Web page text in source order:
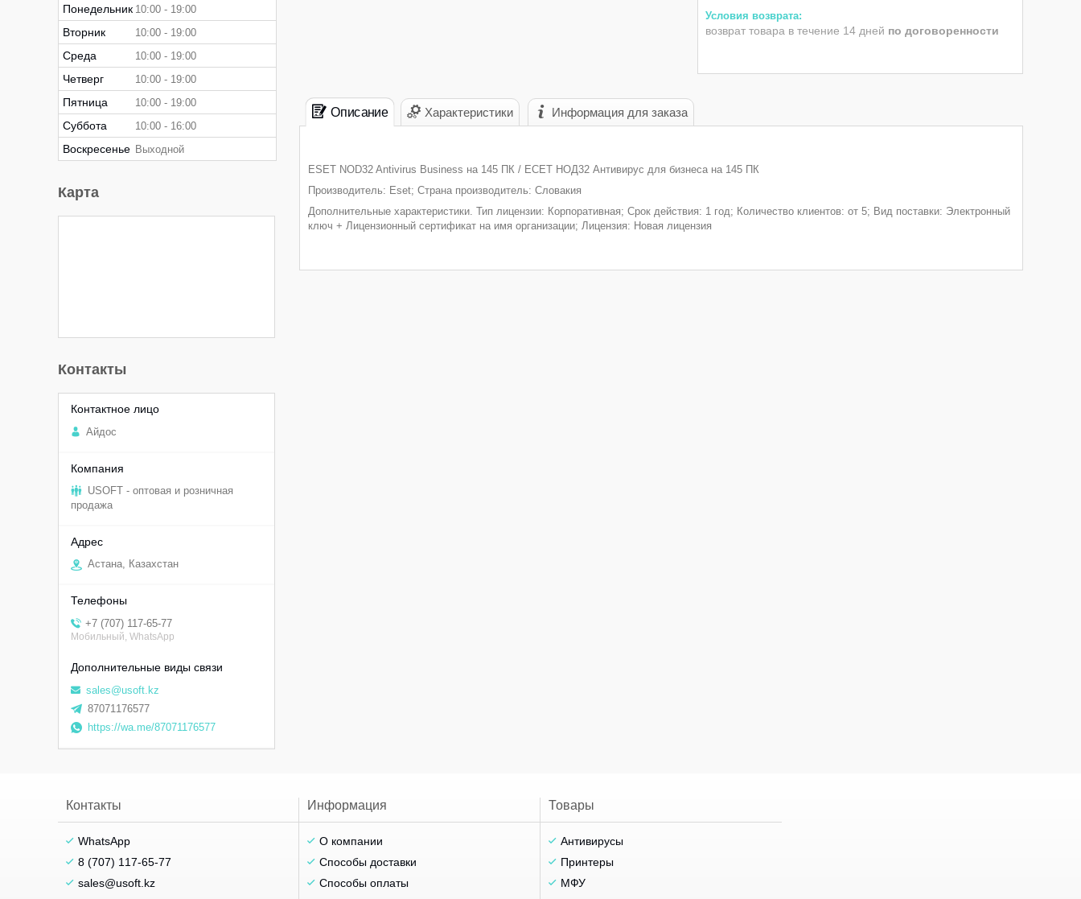
возврат товара в течение 14 дней по договоренности
Описание Характеристики Информация для заказа
ESET NOD32 Antivirus Business на 145 ПК / ЕСЕТ НОД32 Антивирус для бизнеса на 145 ПК
Производитель: Eset; Страна производитель: Словакия
Дополнительные характеристики. Тип лицензии: Корпоративная; Срок действия: 1 год; Количество клиентов: от 5; Вид поставки: Электронный
ключ + Лицензионный сертификат на имя организации; Лицензия: Новая лицензия
Понедельник 10:00 19:00
Вторник 10:00 19:00
Среда 10:00 19:00
Четверг 10:00 19:00
Пятница 10:00 19:00
Суббота 10:00 16:00
Воскресенье Выходной
Карта
Контакты
Aйдоc
USOFT - оптовая и розничная
продажа
Астана, Казахстан
+7 (707) 117-65-77
Мобильный, WhatsApp
sales@usoft.kz
87071176577
https://wa.me/87071176577
Контакты
WhatsApp
8 (707) 117-65-77
sales@usoft.kz
Информация
О компании
Способы доставки
Способы оплаты
Товары
Антивирусы
Принтеры
МФУ